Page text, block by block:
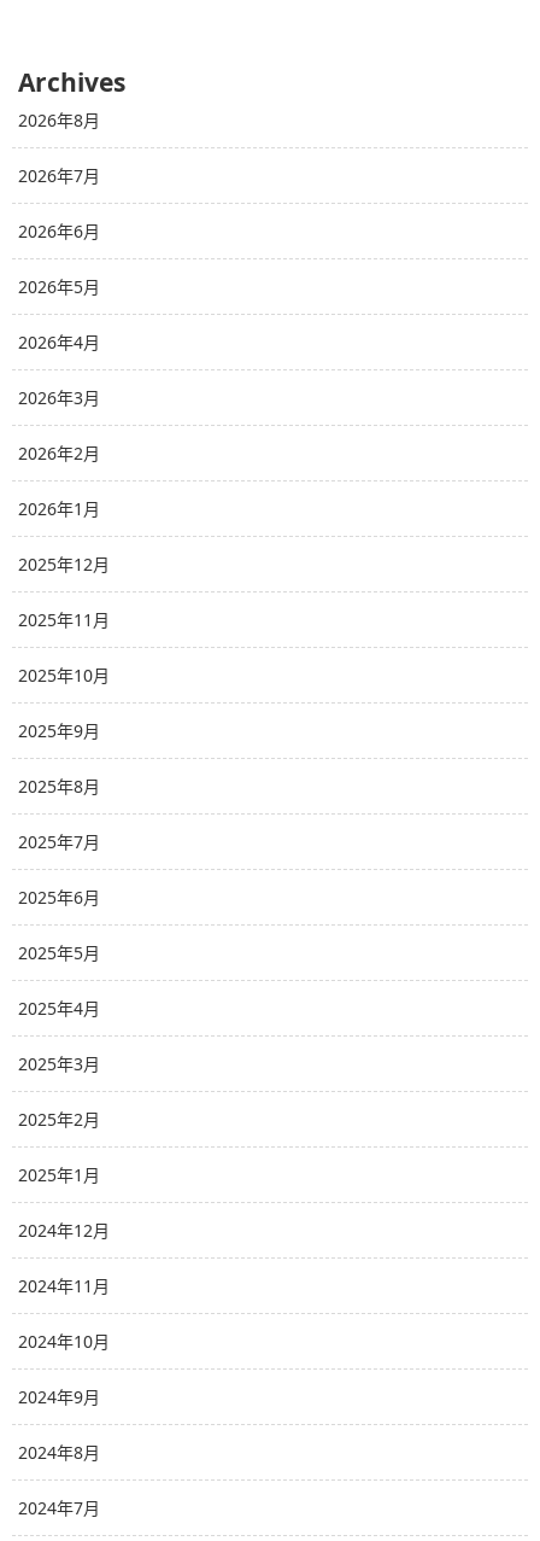
Archives
2026年8月
2026年7月
2026年6月
2026年5月
2026年4月
2026年3月
2026年2月
2026年1月
2025年12月
2025年11月
2025年10月
2025年9月
2025年8月
2025年7月
2025年6月
2025年5月
2025年4月
2025年3月
2025年2月
2025年1月
2024年12月
2024年11月
2024年10月
2024年9月
2024年8月
2024年7月